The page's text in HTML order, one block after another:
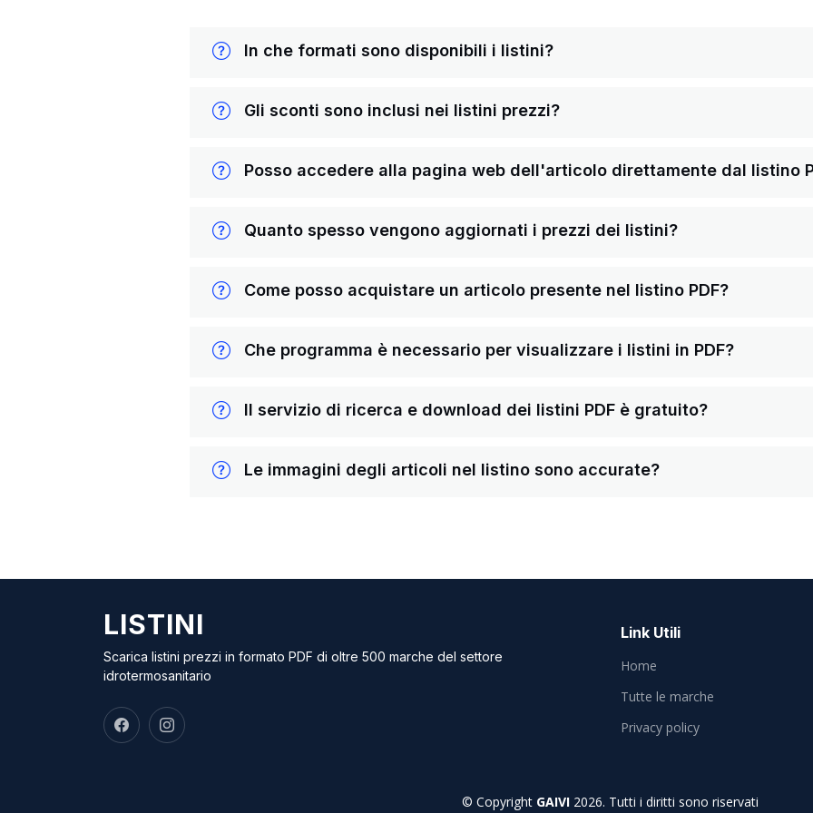
In che formati sono disponibili i listini?
Gli sconti sono inclusi nei listini prezzi?
Posso accedere alla pagina web dell'articolo direttamente dal listino
Quanto spesso vengono aggiornati i prezzi dei listini?
Come posso acquistare un articolo presente nel listino PDF?
Che programma è necessario per visualizzare i listini in PDF?
Il servizio di ricerca e download dei listini PDF è gratuito?
Le immagini degli articoli nel listino sono accurate?
LISTINI
Scarica listini prezzi in formato PDF di oltre 500 marche del settore
idrotermosanitario
Link Utili
Home
Tutte le marche
Privacy policy
© Copyright GAIVI2026. Tutti i diritti sono riservati